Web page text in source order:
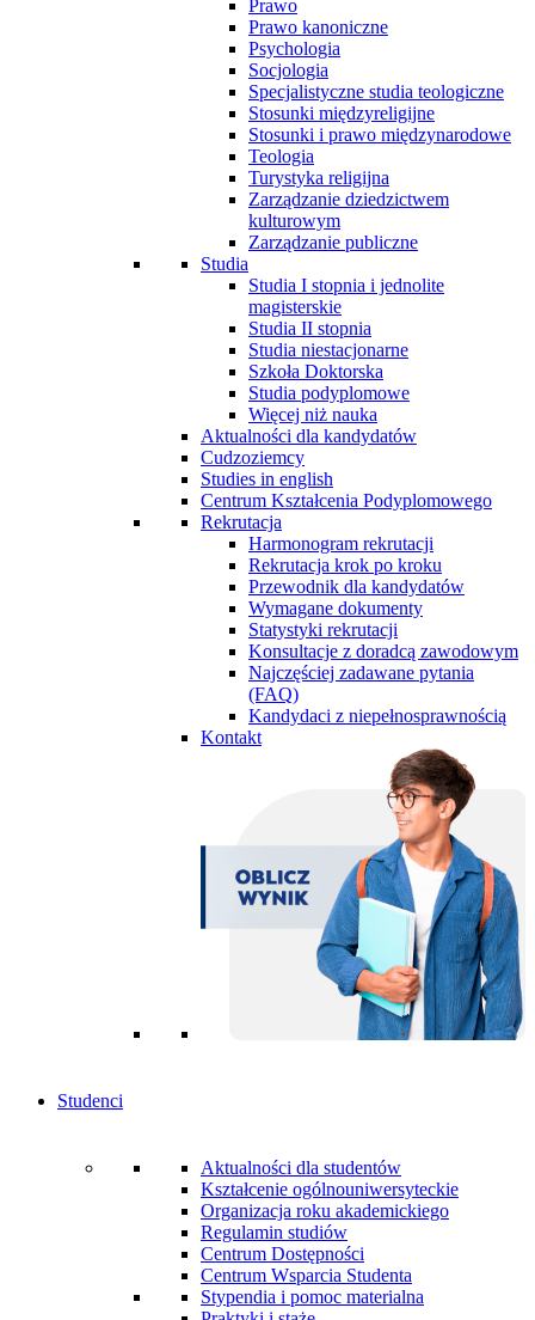
Prawo
Prawo kanoniczne
Psychologia
Socjologia
Specjalistyczne studia teologiczne
Stosunki międzyreligijne
Stosunki i prawo międzynarodowe
Teologia
Turystyka religijna
Zarządzanie dziedzictwem
kulturowym
Zarządzanie publiczne
Studia
Studia I stopnia i jednolite
magisterskie
Studia II stopnia
Studia niestacjonarne
Szkoła Doktorska
Studia podyplomowe
Więcej niż nauka
Aktualności dla kandydatów
Cudzoziemcy
Studies in english
Centrum Kształcenia Podyplomowego
Rekrutacja
Harmonogram rekrutacji
Rekrutacja krok po kroku
Przewodnik dla kandydatów
Wymagane dokumenty
Statystyki rekrutacji
Konsultacje z doradcą zawodowym
Najczęściej zadawane pytania
(FAQ)
Kandydaci z niepełnosprawnością
Kontakt
Studenci
Aktualności dla studentów
Kształcenie ogólnouniwersyteckie
Organizacja roku akademickiego
Regulamin studiów
Centrum Dostępności
Centrum Wsparcia Studenta
Stypendia i pomoc materialna